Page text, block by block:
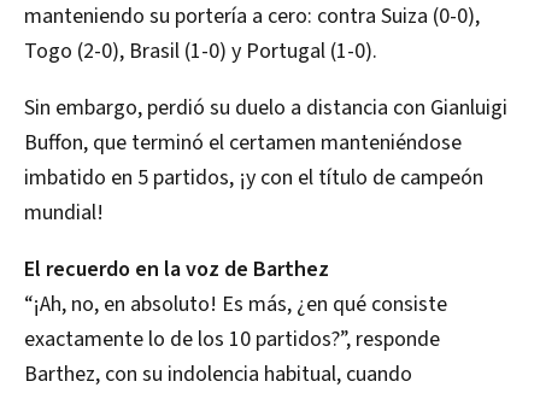
manteniendo su portería a cero: contra Suiza (0-0),
Togo (2-0), Brasil (1-0) y Portugal (1-0).
Sin embargo, perdió su duelo a distancia con Gianluigi
Buffon, que terminó el certamen manteniéndose
imbatido en 5 partidos, ¡y con el título de campeón
mundial!
El recuerdo en la voz de Barthez
“¡Ah, no, en absoluto! Es más, ¿en qué consiste
exactamente lo de los 10 partidos?”, responde
Barthez, con su indolencia habitual, cuando